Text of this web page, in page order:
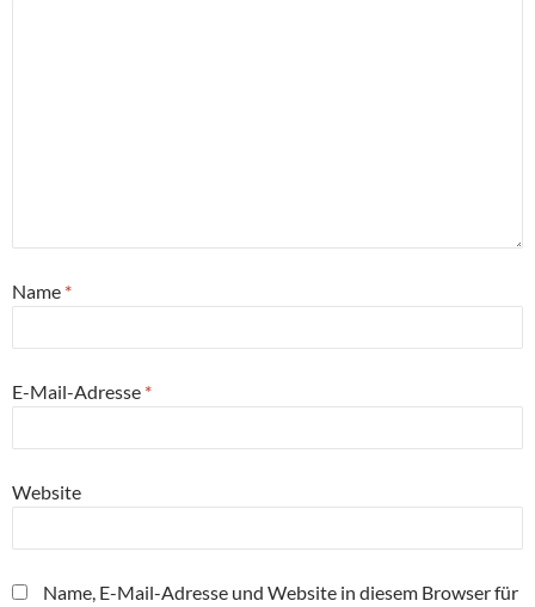
Name *
E-Mail-Adresse *
Website
Name, E-Mail-Adresse und Website in diesem Browser für